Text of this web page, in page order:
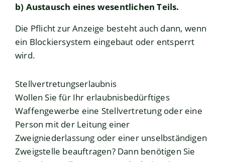
b) Austausch eines wesentlichen Teils.
Die Pflicht zur Anzeige besteht auch dann, wenn
ein Blockiersystem eingebaut oder entsperrt
wird.
Stellvertretungserlaubnis
Wollen Sie für Ihr erlaubnisbedürftiges
Waffengewerbe eine Stellvertretung oder eine
Person mit der Leitung einer
Zweigniederlassung oder einer unselbständigen
Zweigstelle beauftragen? Dann benötigen Sie